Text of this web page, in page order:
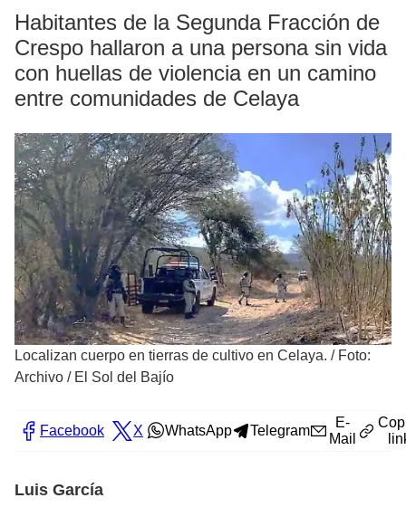
Habitantes de la Segunda Fracción de
Crespo hallaron a una persona sin vida
con huellas de violencia en un camino
entre comunidades de Celaya
Localizan cuerpo en tierras de cultivo en Celaya. / Foto:
Archivo / El Sol del Bajío
Facebook X WhatsApp Telegram
E-
Mail
Luis García